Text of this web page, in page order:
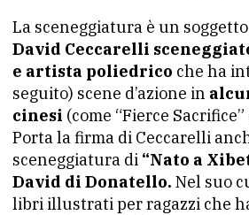
La sceneggiatura è un
David Ceccarelli
e artista poliedrico che ha
seguito) scene d’azione in
cinesi (come “Fierce
Porta la firma di Ceccarelli
sceneggiatura di “Nato a
David di Donatello. Nel suo
libri illustrati per ragazzi che